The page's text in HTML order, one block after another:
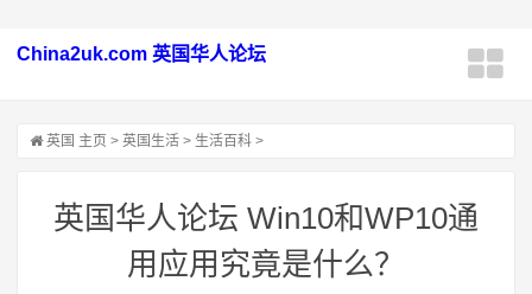
China2uk.com 英国华人论坛
英国 主页 > 英国生活 > 生活百科 >
英国华人论坛 Win10和WP10通
用应用究竟是什么？